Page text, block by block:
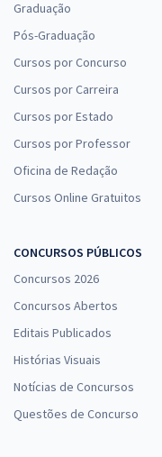
Graduação
Pós-Graduação
Cursos por Concurso
Cursos por Carreira
Cursos por Estado
Cursos por Professor
Oficina de Redação
Cursos Online Gratuitos
CONCURSOS PÚBLICOS
Concursos 2026
Concursos Abertos
Editais Publicados
Histórias Visuais
Notícias de Concursos
Questões de Concurso